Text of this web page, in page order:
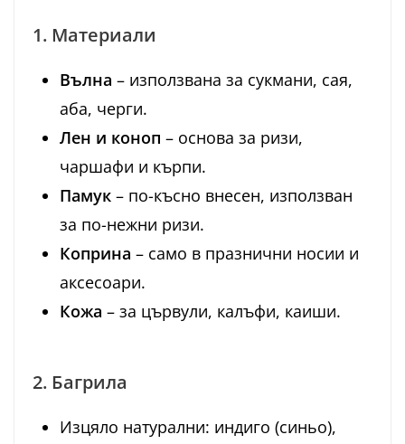
1. Материали
Вълна – използвана за сукмани, сая,
аба, черги.
Лен и коноп – основа за ризи,
чаршафи и кърпи.
Памук – по-късно внесен, използван
за по-нежни ризи.
Коприна – само в празнични носии и
аксесоари.
Кожа – за цървули, калъфи, каиши.
2. Багрила
Изцяло натурални: индиго (синьо),